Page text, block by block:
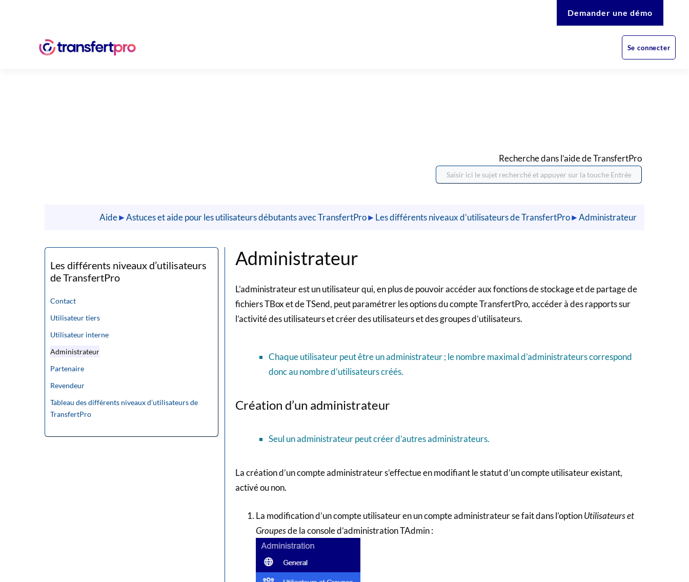
Demander une démo
Se connecter
Recherche dans l’aide de TransfertPro
Aide►Astuces et aide pour les utilisateurs débutants avec TransfertPro► Les différents niveaux d’utilisateurs de TransfertPro►Administrateur
Les différents niveaux d’utilisateurs
de TransfertPro
Contact
Utilisateur tiers
Utilisateur interne
Administrateur
Partenaire
Revendeur
Tableau des différents niveaux d’utilisateurs de
TransfertPro
Administrateur
L’administrateur est un utilisateur qui, en plus de pouvoir accéder aux fonctions de stockage et de partage de
fichiers TBox et de TSend, peut paramétrer les options du compte TransfertPro, accéder à des rapports sur
l’activité des utilisateurs et créer des utilisateurs et des groupes d’utilisateurs.
Chaque utilisateur peut être un administrateur ; le nombre maximal d’administrateurs correspond
donc au nombre d’utilisateurs créés.
Création d’un administrateur
Seul un administrateur peut créer d’autres administrateurs.
La création d’un compte administrateur s’effectue en modifiant le statut d’un compte utilisateur existant,
activé ou non.
La modification d’un compte utilisateur en un compte administrateur se fait dans l’optionUtilisateurs et
Groupesde la console d’administration TAdmin :